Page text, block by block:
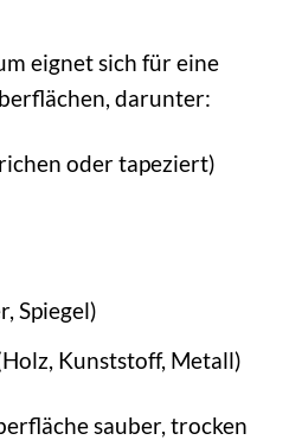
eignet sich für eine
darunter:
oder tapeziert)
Spiegel)
Kunststoff, Metall)
sauber, trocken